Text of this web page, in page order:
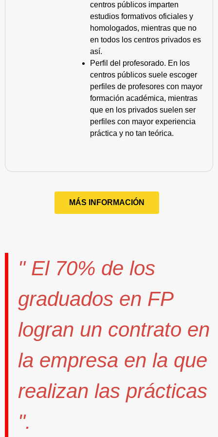
centros públicos imparten
estudios formativos oficiales y
homologados, mientras que no
en todos los centros privados es
así.
Perfil del profesorado. En los
centros públicos suele escoger
perfiles de profesores con mayor
formación académica, mientras
que en los privados suelen ser
perfiles con mayor experiencia
práctica y no tan teórica.
MÁS INFORMACIÓN
" El 70% de los
graduados en FP
logran un contrato en
la empresa en la que
realizan las prácticas
".